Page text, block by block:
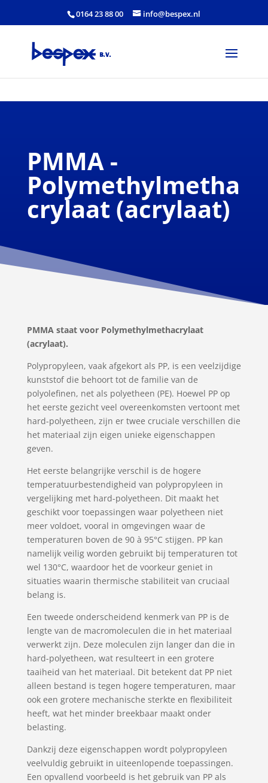
0164 23 88 00 info@bespex.nl
PMMA -
Polymethylmetha
crylaat (acrylaat)
PMMA staat voor Polymethylmethacrylaat
(acrylaat).
Polypropyleen, vaak afgekort als PP, is een veelzijdige
kunststof die behoort tot de familie van de
polyolefinen, net als polyetheen (PE). Hoewel PP op
het eerste gezicht veel overeenkomsten vertoont met
hard-polyetheen, zijn er twee cruciale verschillen die
het materiaal zijn eigen unieke eigenschappen
geven.
Het eerste belangrijke verschil is de hogere
temperatuurbestendigheid van polypropyleen in
vergelijking met hard-polyetheen. Dit maakt het
geschikt voor toepassingen waar polyetheen niet
meer voldoet, vooral in omgevingen waar de
temperaturen boven de 90 à 95°C stijgen. PP kan
namelijk veilig worden gebruikt bij temperaturen tot
wel 130°C, waardoor het de voorkeur geniet in
situaties waarin thermische stabiliteit van cruciaal
belang is.
Een tweede onderscheidend kenmerk van PP is de
lengte van de macromoleculen die in het materiaal
verwerkt zijn. Deze moleculen zijn langer dan die in
hard-polyetheen, wat resulteert in een grotere
taaiheid van het materiaal. Dit betekent dat PP niet
alleen bestand is tegen hogere temperaturen, maar
ook een grotere mechanische sterkte en flexibiliteit
heeft, wat het minder breekbaar maakt onder
belasting.
Dankzij deze eigenschappen wordt polypropyleen
veelvuldig gebruikt in uiteenlopende toepassingen.
Een opvallend voorbeeld is het gebruik van PP als